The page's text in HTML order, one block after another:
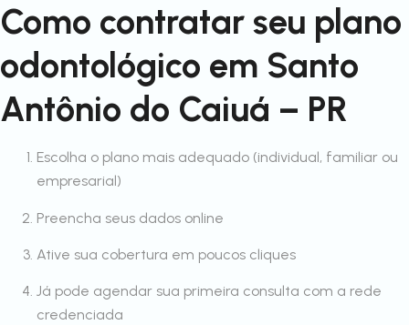
Como contratar seu plano
odontológico em Santo
Antônio do Caiuá – PR
Escolha o plano mais adequado (individual, familiar ou
empresarial)
Preencha seus dados online
Ative sua cobertura em poucos cliques
Já pode agendar sua primeira consulta com a rede
credenciada